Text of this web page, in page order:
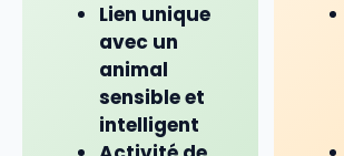
Lien unique
avec un
animal
sensible et
intelligent